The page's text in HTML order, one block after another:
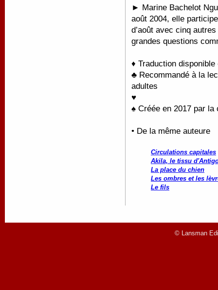
► Marine Bachelot
août 2004, elle
d’août avec cinq
grandes questions
♦ Traduction
♣ Recommandé à la
adultes
♥
♠ Créée en 2017 par la
• De la même auteure
Circulations capitales
Akila, le tissu
La place du chien
Les ombres et les
Le fils
© Lansman